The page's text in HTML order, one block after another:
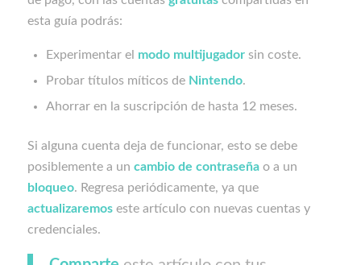
esta guía podrás:
Experimentar el modo multijugadorsin coste.
Probar títulos míticos de Nintendo.
Ahorrar en la suscripción de hasta 12 meses.
Si alguna cuenta deja de funcionar, esto se debe
posiblemente a un cambio de contraseñao a un
bloqueo. Regresa periódicamente, ya que
actualizaremoseste artículo con nuevas cuentas y
credenciales.